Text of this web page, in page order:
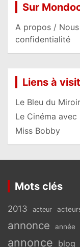
Sur
A propos /
confidentialité
Liens à
Le Bleu du Miroir
Le Cinéma avec
Miss Bobby
Mots clés
2013 acteur
annonce année
annonce blog